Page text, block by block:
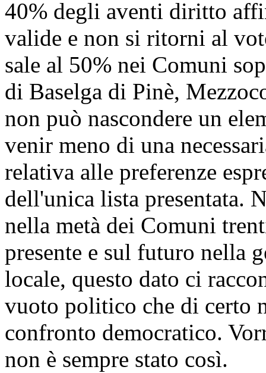
40% degli aventi diritto
valide e non si ritorni al
sale al 50% nei Comuni
di Baselga di Pinè,
non può nascondere un
venir meno di una
relativa alle preferenze
dell'unica lista presentata.
nella metà dei Comuni
presente e sul futuro nella
locale, questo dato ci
vuoto politico che di certo
confronto democratico.
non è sempre stato così.